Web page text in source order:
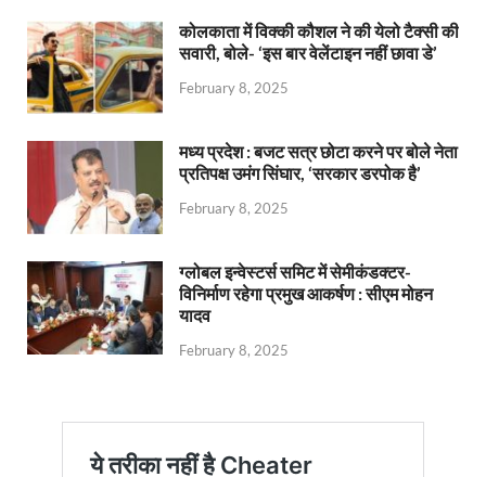
कोलकाता में विक्की कौशल ने की येलो टैक्सी की
सवारी, बोले- ‘इस बार वेलेंटाइन नहीं छावा डे’
February 8, 2025
मध्य प्रदेश : बजट सत्र छोटा करने पर बोले नेता
प्रतिपक्ष उमंग सिंघार, ‘सरकार डरपोक है’
February 8, 2025
ग्लोबल इन्वेस्टर्स समिट में सेमीकंडक्टर-
विनिर्माण रहेगा प्रमुख आकर्षण : सीएम मोहन
यादव
February 8, 2025